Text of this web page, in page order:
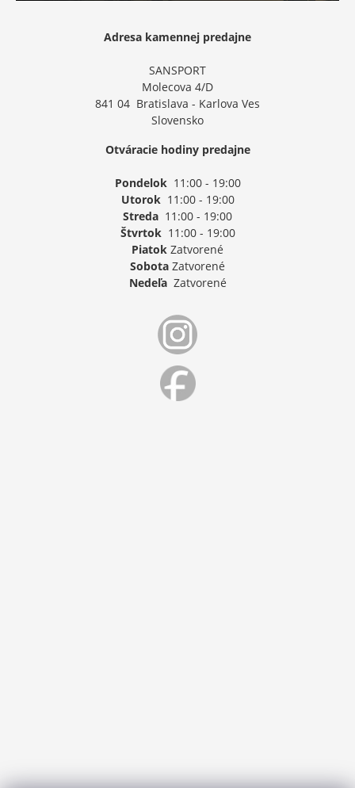
Adresa kamennej predajne
SANSPORT
Molecova 4/D
841 04 Bratislava - Karlova Ves
Slovensko
Otváracie hodiny predajne
Pondelok11:00 - 19:00
Utorok11:00 - 19:00
Streda 11:00 - 19:00
Štvrtok11:00 - 19:00
Piatok Zatvorené
Sobota Zatvorené
NedeľaZatvorené